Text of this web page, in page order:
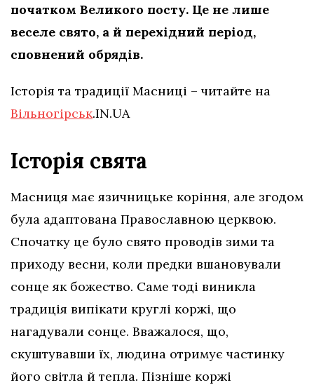
початком Великого посту. Це не лише
веселе свято, а й перехідний період,
сповнений обрядів.
Історія та традиції Масниці – читайте на
Вільногірськ.IN.UA
Історія свята
Масниця має язичницьке коріння, але згодом
була адаптована Православною церквою.
Спочатку це було свято проводів зими та
приходу весни, коли предки вшановували
сонце як божество. Саме тоді виникла
традиція випікати круглі коржі, що
нагадували сонце. Вважалося, що,
скуштувавши їх, людина отримує частинку
його світла й тепла. Пізніше коржі